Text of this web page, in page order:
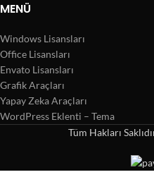
MENÜ
Windows Lisansları
Office Lisansları
Envato Lisansları
Grafik Araçları
Yapay Zeka Araçları
WordPress Eklenti – Tema
Tüm Hakları